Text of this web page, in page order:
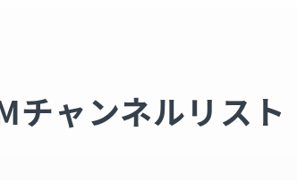
チャンネルリスト